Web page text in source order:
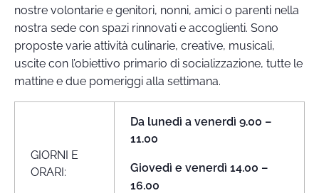
nostre volontarie e genitori, nonni, amici o parenti nella
nostra sede con spazi rinnovati e accoglienti. Sono
proposte varie attività culinarie, creative, musicali,
uscite con l’obiettivo primario di socializzazione, tutte le
mattine e due pomeriggi alla settimana.
GIORNI E
ORARI:
Da lunedì a venerdì 9.00 –
11.00
Giovedì e venerdì 14.00 –
16.00